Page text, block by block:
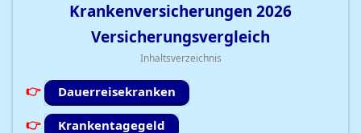
Krankenversicherungen 2026
Versicherungsvergleich
Inhaltsverzeichnis
Dauerreisekranken
Krankentagegeld